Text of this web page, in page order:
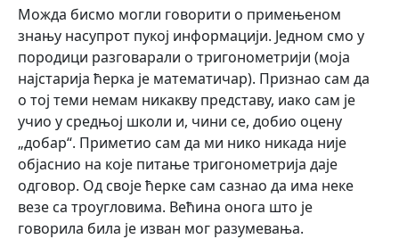
Можда бисмо могли говорити о примењеном
знању насупрот пукој информацији. Једном смо у
породици разговарали о тригонометрији (моја
најстарија ћерка је математичар). Признао сам да
о тој теми немам никакву представу, иако сам је
учио у средњој школи и, чини се, добио оцену
„добар“. Приметио сам да ми нико никада није
објаснио на које питање тригонометрија даје
одговор. Од своје ћерке сам сазнао да има неке
везе са троугловима. Већина онога што је
говорила била је изван мог разумевања.